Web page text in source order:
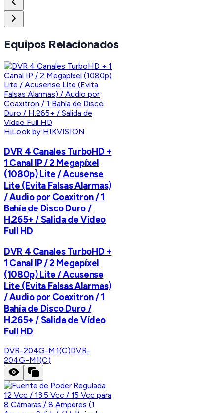
Equipos Relacionados
HiLook by HIKVISION
DVR 4 Canales TurboHD +
1 Canal IP / 2 Megapíxel
(1080p) Lite / Acusense
Lite (Evita Falsas Alarmas)
/ Audio por Coaxitron / 1
Bahía de Disco Duro /
H.265+ / Salida de Vídeo
Full HD
DVR 4 Canales TurboHD +
1 Canal IP / 2 Megapíxel
(1080p) Lite / Acusense
Lite (Evita Falsas Alarmas)
/ Audio por Coaxitron / 1
Bahía de Disco Duro /
H.265+ / Salida de Vídeo
Full HD
DVR-204G-M1(C)DVR-
204G-M1(C)